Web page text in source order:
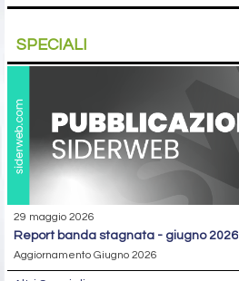
SPECIALI
29 maggio 2026
report banda stagnata - giugno 2026
Aggiornamento Giugno 2026